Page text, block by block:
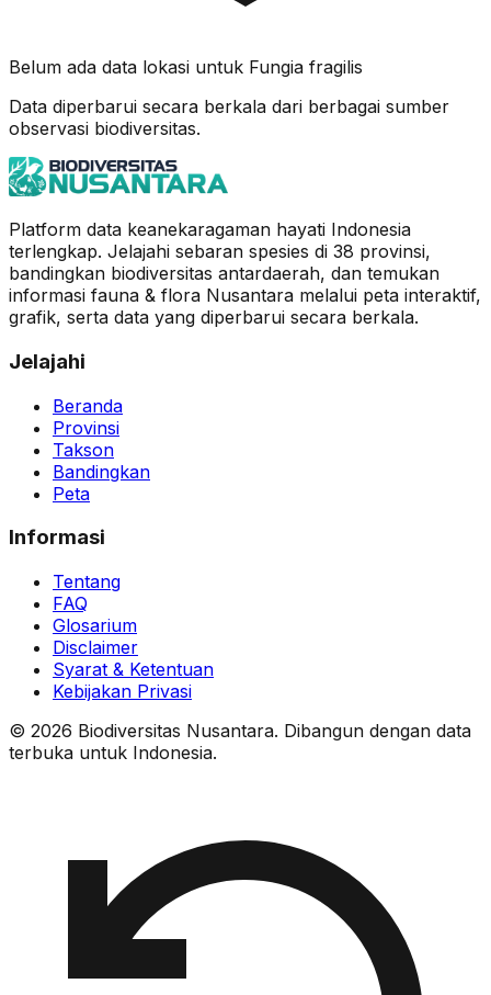
Belum ada data lokasi untuk Fungia fragilis
Data diperbarui secara berkala dari berbagai sumber
observasi biodiversitas.
Platform data keanekaragaman hayati Indonesia
terlengkap. Jelajahi sebaran spesies di 38 provinsi,
bandingkan biodiversitas antardaerah, dan temukan
informasi fauna & flora Nusantara melalui peta interaktif,
grafik, serta data yang diperbarui secara berkala.
Jelajahi
Beranda
Provinsi
Takson
Bandingkan
Peta
Informasi
Tentang
FAQ
Glosarium
Disclaimer
Syarat & Ketentuan
Kebijakan Privasi
© 2026 Biodiversitas Nusantara. Dibangun dengan data
terbuka untuk Indonesia.